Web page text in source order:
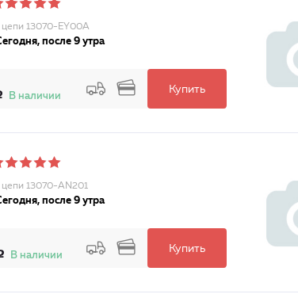
цепи 13070-EY00A
после 9 утра
В наличии
Купить
13070-AN201
после 9 утра
В наличии
Купить